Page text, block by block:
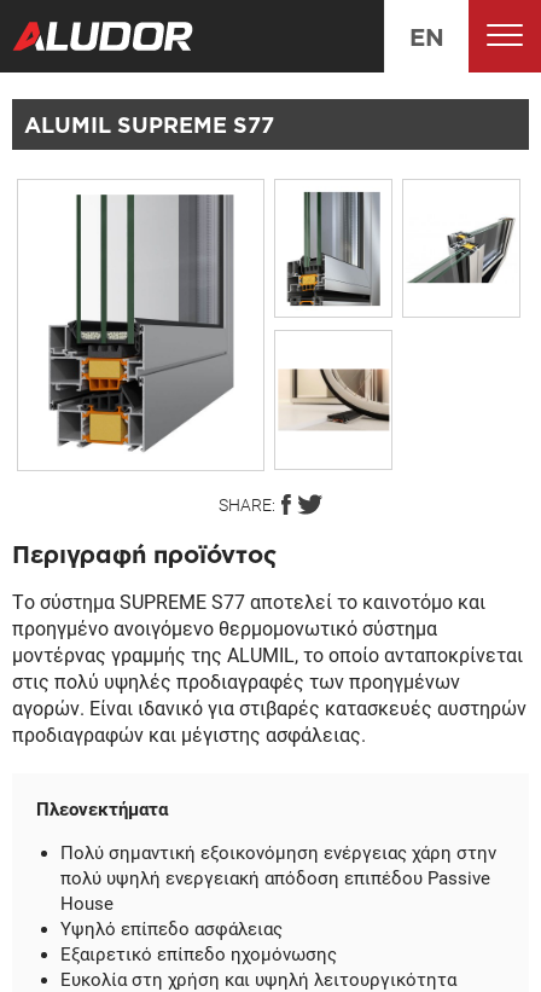
EN
ALUMIL SUPREME S77
SHARE:
Περιγραφή προϊόντος
Tο σύστηµα SUPREME S77 αποτελεί το καινοτόµο και
προηγµένο ανοιγόµενο θερµοµονωτικό σύστηµα
µοντέρνας γραµµής της ALUMIL, το οποίο ανταποκρίνεται
στις πολύ υψηλές προδιαγραφές των προηγμένων
αγορών. Είναι ιδανικό για στιβαρές κατασκευές αυστηρών
προδιαγραφών και µέγιστης ασφάλειας.
Πλεονεκτήματα
Πολύ σημαντική εξοικονόμηση ενέργειας χάρη στην
πολύ υψηλή ενεργειακή απόδοση επιπέδου Passive
House
Υψηλό επίπεδο ασφάλειας
Εξαιρετικό επίπεδο ηχομόνωσης
Ευκολία στη χρήση και υψηλή λειτουργικότητα